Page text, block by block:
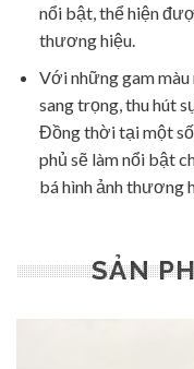
nổi bật, thể hiện
thương hiệu.
Với những gam màu
sang trọng, thu hút
Đồng thời tại một
phủ sẽ làm nổi bật
bá hình ảnh thương
SẢN